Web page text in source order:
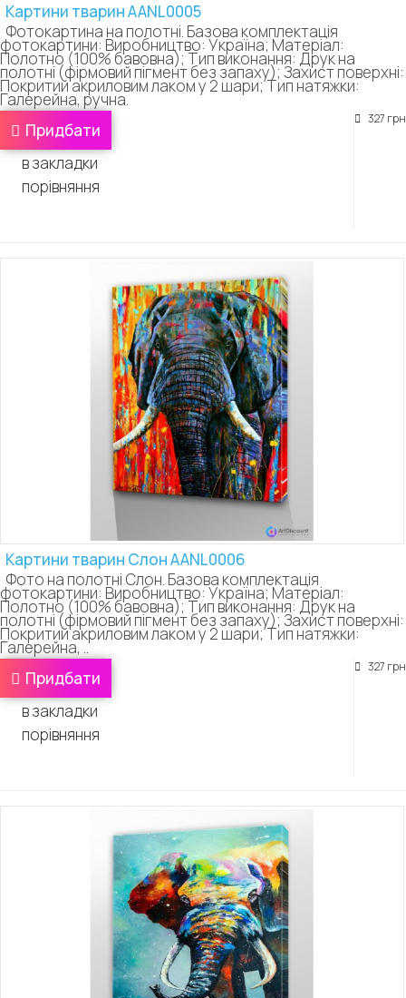
Картини тварин AANL0005
Фотокартина на полотні. Базова комплектація
фотокартини: Виробництво: Україна; Матеріал:
Полотно (100% бавовна); Тип виконання: Друк на
полотні (фірмовий пігмент без запаху); Захист поверхні:
Покритий акриловим лаком у 2 шари; Тип натяжки:
Галерейна, ручна.
327 грн
Придбати
в закладки
порівняння
Картини тварин Слон AANL0006
Фото на полотні Слон. Базова комплектація
фотокартини: Виробництво: Україна; Матеріал:
Полотно (100% бавовна); Тип виконання: Друк на
полотні (фірмовий пігмент без запаху); Захист поверхні:
Покритий акриловим лаком у 2 шари; Тип натяжки:
Галерейна, ..
327 грн
Придбати
в закладки
порівняння